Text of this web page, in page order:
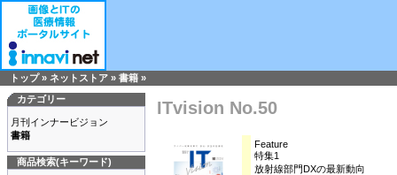
トップ» ネットストア » 書籍 »
カテゴリー
月刊インナービジョン
書籍
商品検索(キーワード)
ITvision No.50
Feature
特集1
放射線部門DXの最新動向